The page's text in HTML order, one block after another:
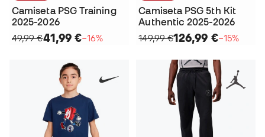
Camiseta PSG Training
2025-2026
49,99 €41,99 €−16%
Camiseta PSG 5th Kit
Authentic 2025-2026
149,99 €126,99 €−15%